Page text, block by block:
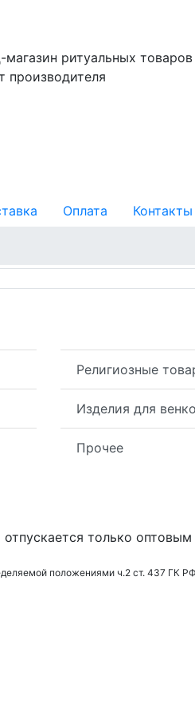
ритуальных товаров
производителя
Оплата Контакты
Религиозные
Изделия для
Прочее
только оптовым
положениями ч.2 ст. 437 ГК